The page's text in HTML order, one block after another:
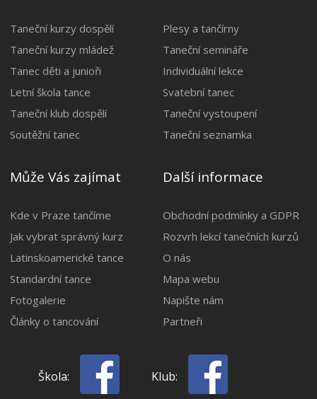
Taneční kurzy dospělí
Taneční kurzy mládež
Tanec děti a junioři
Letní škola tance
Taneční klub dospělí
Soutěžní tanec
Plesy a tančírny
Taneční semináře
Individuální lekce
Svatební tanec
Taneční vystoupení
Taneční seznamka
Může Vás zajímat
Kde v Praze tančíme
Jak vybrat správný kurz
Latinskoamerické tance
Standardní tance
Fotogalerie
Články o tancování
Další informace
Obchodní podmínky a GDPR
Rozvrh lekcí tanečních kurzů
O nás
Mapa webu
Napište nám
Partneři
Škola: Klub: